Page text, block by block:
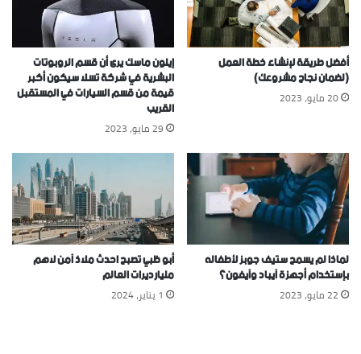
أفضل طريقة لإنشاء خطة العمل
(لضمان نجاح مشروعك)
20 مايو، 2023
إيلون ماسك يرى أن قسم الروبوتات
البشرية في شركة تسلا سيكون أكبر
قيمة من قسم السيارات في المستقبل
القريب
29 مايو، 2023
لماذا لم يسمح ستيف جوبز لأطفاله
بإستخدام أجهزة آيباد وآيفون؟
22 مايو، 2023
أبو ظبي تصبح احدث ملاذ آمن لاهم
مليارديرات العالم
1 يناير، 2024